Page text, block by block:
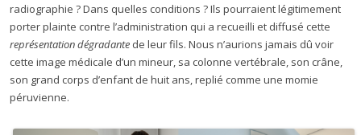
radiographie ? Dans quelles conditions ? Ils pourraient légitimement
porter plainte contre l’administration qui a recueilli et diffusé cette
représentation dégradante de leur fils. Nous n’aurions jamais dû voir
cette image médicale d’un mineur, sa colonne vertébrale, son crâne,
son grand corps d’enfant de huit ans, replié comme une momie
péruvienne.